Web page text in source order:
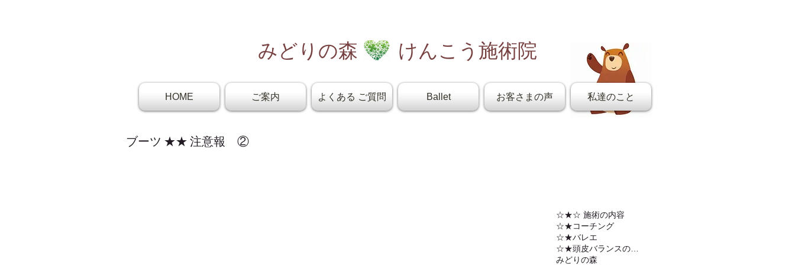
みどりの森 けんこう施術院
HOME ご案内 よくある ご質問 Ballet お客さまの声 私達のこと
ブーツ ★★ 注意報 ②
☆★☆ 施術の内容
☆★コーチング
☆★バレエ
みどりの森